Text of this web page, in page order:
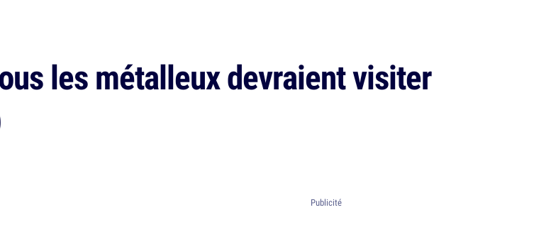
les métalleux devraient visiter